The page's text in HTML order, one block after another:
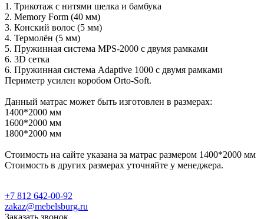
1. Трикотаж с нитями шелка и бамбука
2. Memory Form (40 мм)
3. Конский волос (5 мм)
4. Термолён (5 мм)
5. Пружинная система MPS-2000 с двумя рамками
6. 3D сетка
6. Пружинная система Adaptive 1000 с двумя рамками
Периметр усилен коробом Orto-Soft.
Данный матрас может быть изготовлен в размерах:
1400*2000 мм
1600*2000 мм
1800*2000 мм
Стоимость на сайте указана за матрас размером 1400*2000 мм
Стоимость в других размерах уточняйте у менеджера.
+7 812 642-00-92
zakaz@mebelsburg.ru
Заказать звонок